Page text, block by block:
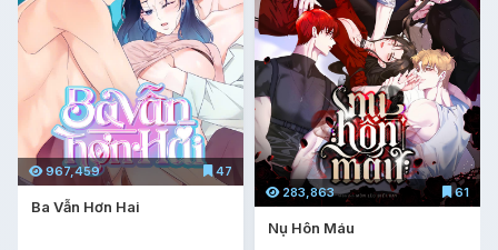
967,459 47
Ba Vẫn Hơn Hai
283,863 61
Nụ Hôn Máu